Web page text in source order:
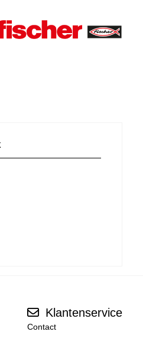
Klantenservice
Contact